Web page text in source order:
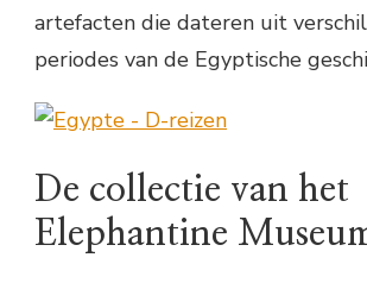
artefacten die dateren uit
periodes van de Egyptische
De collectie van het
Elephantine